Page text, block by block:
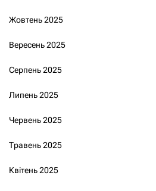
Жовтень 2025
Вересень 2025
Серпень 2025
Липень 2025
Червень 2025
Травень 2025
Квітень 2025